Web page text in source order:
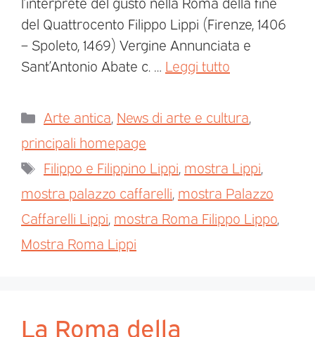
del Quattrocento Filippo Lippi (Firenze, 1406
– Spoleto, 1469) Vergine Annunciata e
Sant’Antonio Abate c. … Leggi tutto
Arte antica, News di arte e cultura,
principali homepage
Filippo e Filippino Lippi, mostra Lippi,
mostra palazzo caffarelli, mostra Palazzo
Caffarelli Lippi, mostra Roma Filippo Lippo,
Mostra Roma Lippi
La Roma della